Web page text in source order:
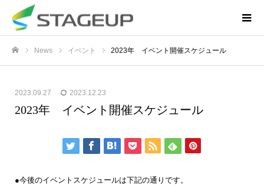
News イベント 2023年 イベント開催スケジュール
2023.09.27 2023.12.23
2023年 イベント開催スケジュール
●今後のイベントスケジュールは下記の通りです。